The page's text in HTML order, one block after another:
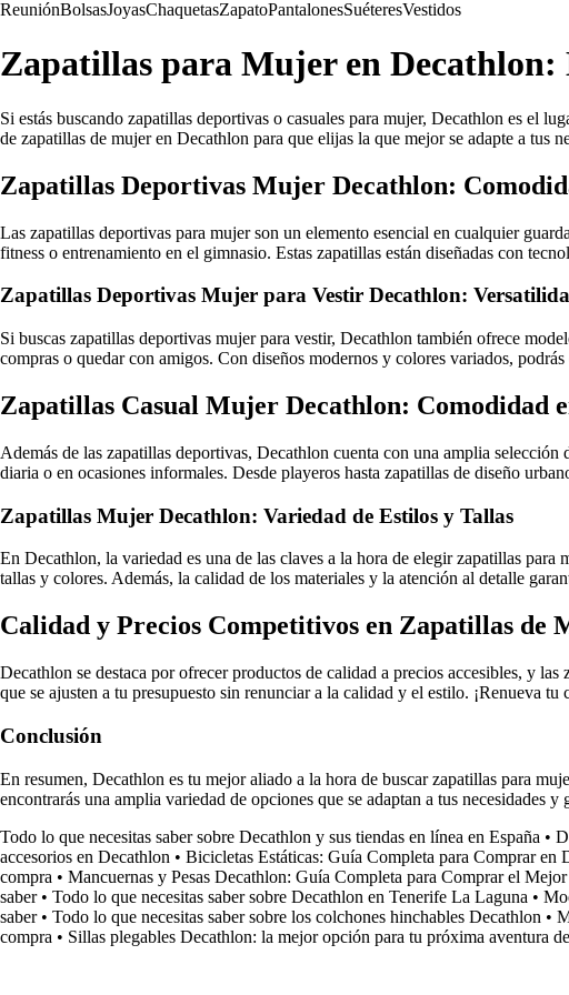
ReuniónBolsasJoyasChaquetasZapatoPantalonesSuéteresVestidos
Zapatillas para Mujer en Decathlon:
Si estás buscando zapatillas deportivas o casuales para mujer, Decathlon es el
de zapatillas de mujer en Decathlon para que elijas la que mejor se adapte a tus
Zapatillas Deportivas Mujer Decathlon:
Las zapatillas deportivas para mujer son un elemento esencial en cualquier
fitness o entrenamiento en el gimnasio. Estas zapatillas están diseñadas con
Zapatillas Deportivas Mujer para Vestir Decathlon:
Si buscas zapatillas deportivas mujer para vestir, Decathlon también ofrece
compras o quedar con amigos. Con diseños modernos y colores variados,
Zapatillas Casual Mujer Decathlon: Comodidad
Además de las zapatillas deportivas, Decathlon cuenta con una amplia
diaria o en ocasiones informales. Desde playeros hasta zapatillas de diseño
Zapatillas Mujer Decathlon: Variedad de Estilos y Tallas
En Decathlon, la variedad es una de las claves a la hora de elegir zapatillas
tallas y colores. Además, la calidad de los materiales y la atención al detalle
Calidad y Precios Competitivos en Zapatillas de
Decathlon se destaca por ofrecer productos de calidad a precios accesibles, y
que se ajusten a tu presupuesto sin renunciar a la calidad y el estilo. ¡Renueva
Conclusión
En resumen, Decathlon es tu mejor aliado a la hora de buscar zapatillas para
encontrarás una amplia variedad de opciones que se adaptan a tus necesidades
Todo lo que necesitas saber sobre Decathlon y sus tiendas en línea en España •
accesorios en Decathlon • Bicicletas Estáticas: Guía Completa para Comprar en
compra • Mancuernas y Pesas Decathlon: Guía Completa para Comprar el
saber• Todo lo que necesitas saber sobre Decathlon en Tenerife La Laguna •
saber• Todo lo que necesitas saber sobre los colchones hinchables Decathlon •
compra • Sillas plegables Decathlon: la mejor opción para tu próxima aventura